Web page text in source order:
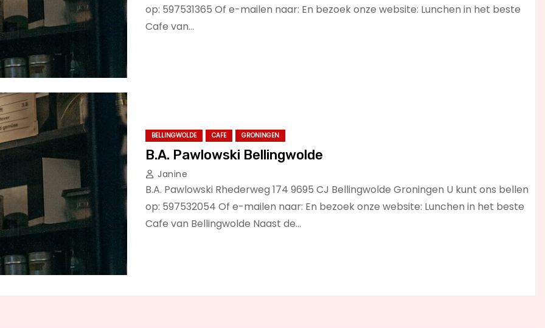
op: 597531365 Of e-mailen naar: En bezoek onze website: Lunchen in het beste
Cafe van…
BELLINGWOLDE CAFE GRONINGEN
B.A. Pawlowski Bellingwolde
Janine
B.A. Pawlowski Rhederweg 174 9695 CJ Bellingwolde Groningen U kunt ons bellen
op: 597532054 Of e-mailen naar: En bezoek onze website: Lunchen in het beste
Cafe van Bellingwolde Naast de…